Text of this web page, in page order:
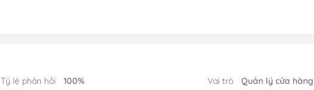
Tỷ lệ phản hồi
100%
Vai trò
Quản lý cửa hàng